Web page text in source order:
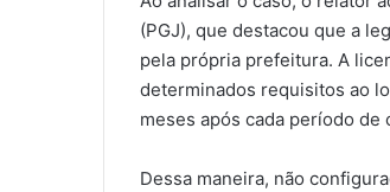
(PGJ), que destacou que a
pela própria prefeitura. A
determinados requisitos ao
meses após cada período
Dessa maneira, não